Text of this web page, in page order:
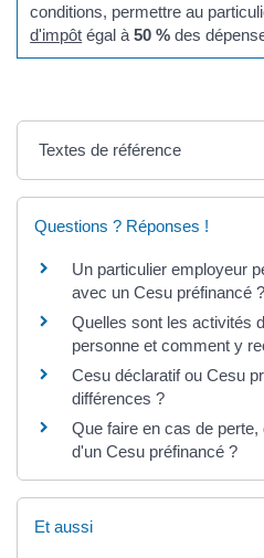
conditions, permettre au
d'impôt égal à50 % des
Textes de référence
Questions ? Réponses !
Un particulier employeur
avec un Cesu préfinancé ?
Quelles sont les activités
personne et comment y
Cesu déclaratif ou Cesu
différences ?
Que faire en cas de
d'un Cesu préfinancé ?
Et aussi